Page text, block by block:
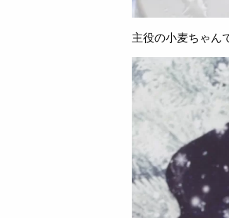
主役の小麦ちゃん